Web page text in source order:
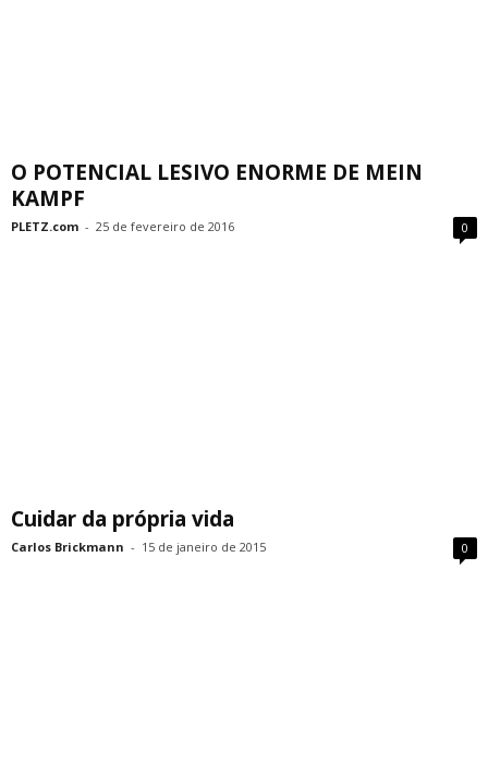
O POTENCIAL LESIVO ENORME DE MEIN
KAMPF
PLETZ.com - 25 de fevereiro de 2016 0
Cuidar da própria vida
Carlos Brickmann - 15 de janeiro de 2015 0